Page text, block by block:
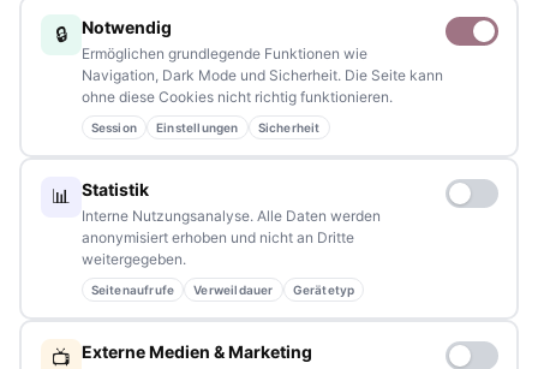
kennen eine Geschichte, die erzählt werden sollte?
Schreiben Sie uns – gemeinsam mit unseren Leserinnen und
Lesern bleiben wir am Puls der Zeit.
Partnerschaften: info@tennews.de
NAVIGATION
Home
🔒 Notwendig
Ermöglichen grundlegende Funktionen wie
Navigation, Dark Mode und Sicherheit. Die Seite kann
ohne diese Cookies nicht richtig funktionieren.
Session Einstellungen Sicherheit
📊 Statistik
Interne Nutzungsanalyse. Alle Daten werden
anonymisiert erhoben und nicht an Dritte
weitergegeben.
Seitenaufrufe Verweildauer Gerätetyp
📺 Externe Medien & Marketing